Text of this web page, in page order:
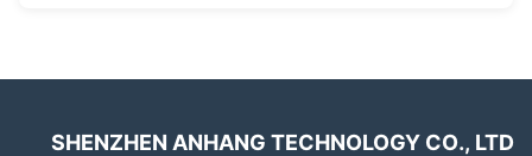
SHENZHEN ANHANG TECHNOLOGY CO., LTD